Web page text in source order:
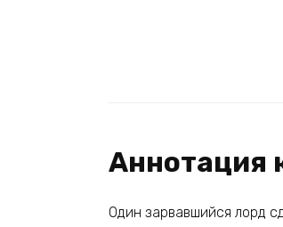
Аннотация
Один зарвавшийся лорд